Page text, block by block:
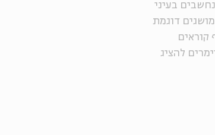
בעיני
דוגמת
קוראים
להציג